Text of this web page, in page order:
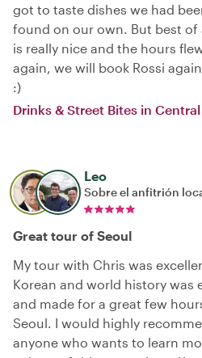
got to taste dishes we had
found on our own. But best of
is really nice and the hours
again, we will book Rossi
:)
Drinks & Street Bites in
Leo
Sobre el anfitrión
Great tour of Seoul
My tour with Chris was
Korean and world history was
and made for a great few
Seoul. I would highly
anyone who wants to learn